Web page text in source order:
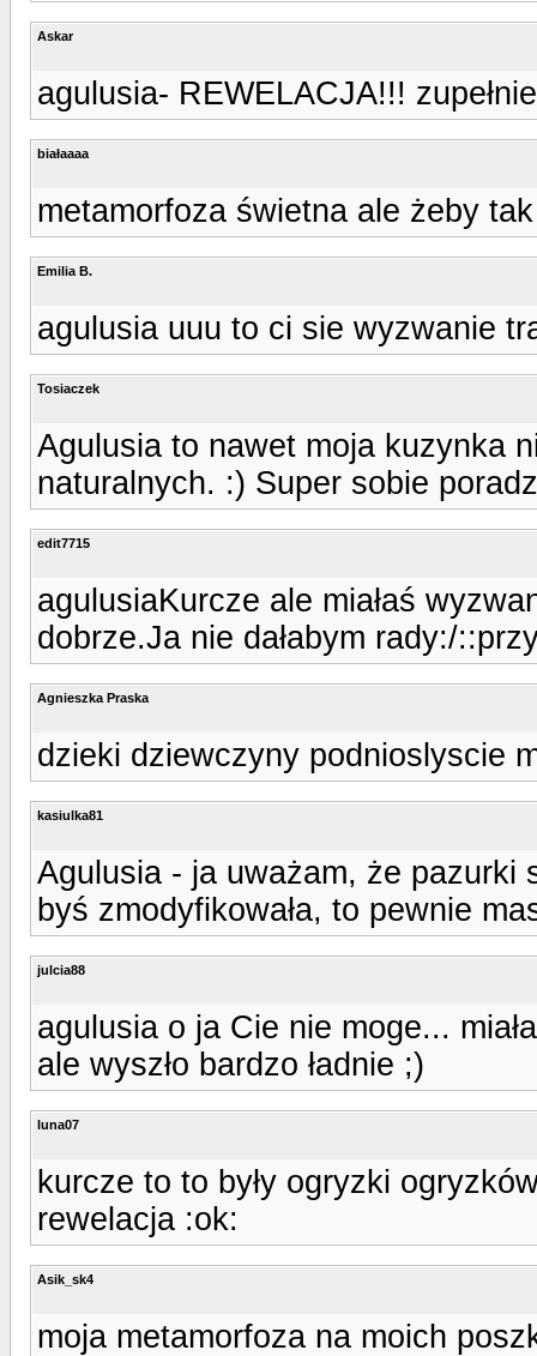
Askar
agulusia- REWELACJA!!!
białaaaa
metamorfoza świetna ale żeby
Emilia B.
agulusia uuu to ci sie wyzwanie
Tosiaczek
Agulusia to nawet moja kuzynka
naturalnych. :) Super sobie
edit7715
agulusiaKurcze ale miałaś
dobrze.Ja nie dałabym rady:/
Agnieszka Praska
dzieki dziewczyny podnioslyscie
kasiulka81
Agulusia - ja uważam, że pazurki
byś zmodyfikowała, to pewnie
julcia88
agulusia o ja Cie nie moge...
ale wyszło bardzo ładnie ;)
luna07
kurcze to to były ogryzki
rewelacja :ok:
Asik_sk4
moja metamorfoza na moich